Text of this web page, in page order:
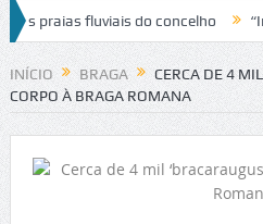
fluviais do concelho
trânsito no IC2 em Alcobaça
INÍCIO BRAGA
CERCA DE 4
CORPO À BRAGA ROMANA